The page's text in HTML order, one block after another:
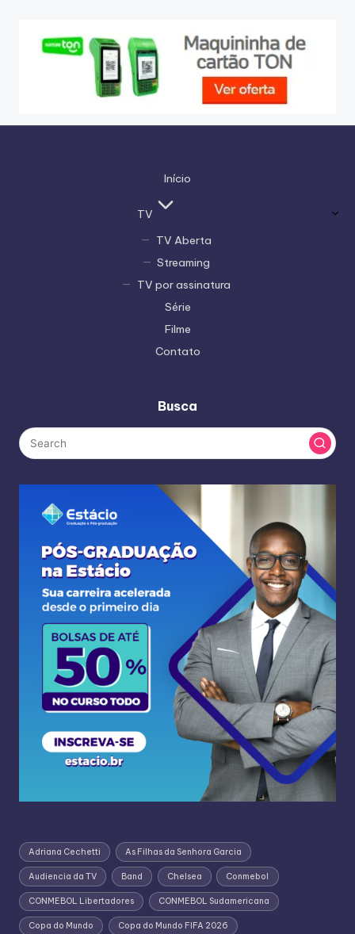
Início
TV
TV Aberta
Streaming
TV por assinatura
Série
Filme
Contato
Busca
Adriana Cechetti As Filhas da Senhora Garcia
Audiencia da TV Band Chelsea Conmebol
CONMEBOL Libertadores CONMEBOL Sudamericana
Copa do Mundo Copa do Mundo FIFA 2026